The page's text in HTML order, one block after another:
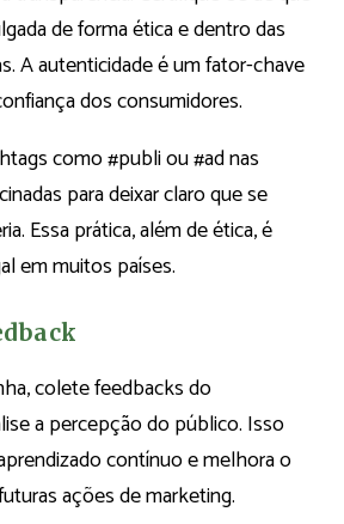
de forma ética e dentro das
A autenticidade é um fator-chave
dos consumidores.
como #publi ou #ad nas
para deixar claro que se
Essa prática, além de ética, é
em muitos países.
colete feedbacks do
a percepção do público. Isso
contínuo e melhora o
ações de marketing.